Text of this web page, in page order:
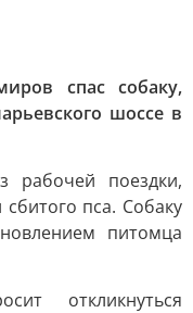
спас собаку,
шоссе в
рабочей поездки,
пса. Собаку
питомца
откликнуться